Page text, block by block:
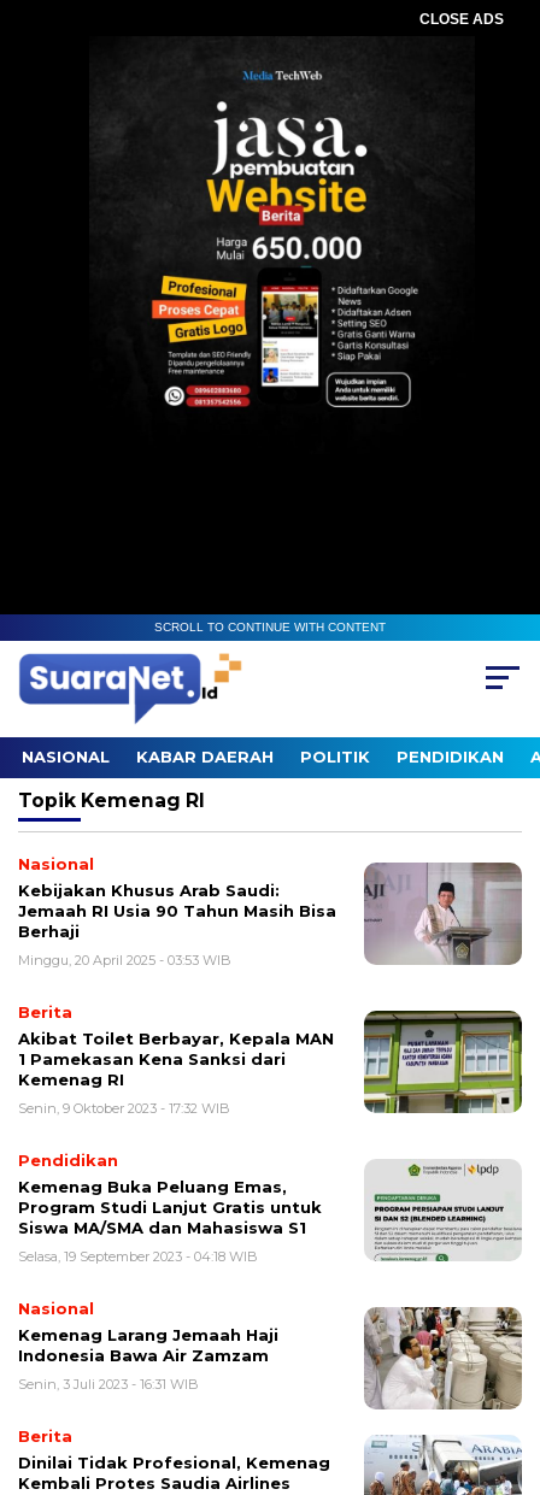
CLOSE ADS
SCROLL TO CONTINUE WITH CONTENT
NASIONAL KABAR DAERAH POLITIK PENDIDIKAN
Topik Kemenag RI
Nasional
Kebijakan Khusus Arab Saudi:
Jemaah RI Usia 90 Tahun Masih Bisa
Berhaji
Minggu, 20 April 2025 - 03:53 WIB
Berita
Akibat Toilet Berbayar, Kepala MAN
1 Pamekasan Kena Sanksi dari
Kemenag RI
Senin, 9 Oktober 2023 - 17:32 WIB
Pendidikan
Kemenag Buka Peluang Emas,
Program Studi Lanjut Gratis untuk
Siswa MA/SMA dan Mahasiswa S1
Selasa, 19 September 2023 - 04:18 WIB
Nasional
Kemenag Larang Jemaah Haji
Indonesia Bawa Air Zamzam
Senin, 3 Juli 2023 - 16:31 WIB
Berita
Dinilai Tidak Profesional, Kemenag
Kembali Protes Saudia Airlines